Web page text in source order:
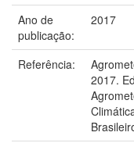
Ano de
publicação:
2017
Referência:
2017.